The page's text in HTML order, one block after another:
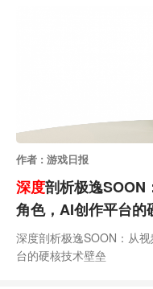
作者 : 游戏日报
深度剖析极逸SOON
角色，AI创作平台的
深度剖析极逸SOON：从
台的硬核技术壁垒